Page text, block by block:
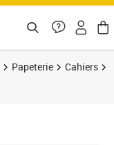
Papeterie
Cahiers